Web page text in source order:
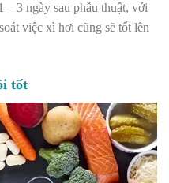
– 3 ngày sau phẫu thuật, với
việc xì hơi cũng sẽ tốt lên
tốt